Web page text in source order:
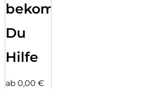
bekommst
Du
Hilfe
ab 0,00 €